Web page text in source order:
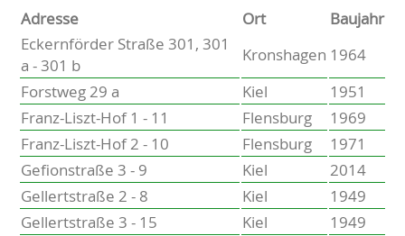
Schwentinental
Preetz
Heide
Bordesholm
Elmshorn
Adresse Ort
Baujahr
Eckernförder Straße 301, 301
a - 301 b
Kronshagen 1964
Forstweg 29 a
Kiel
1951
Franz-Liszt-Hof 1 - 11
Flensburg
1969
Franz-Liszt-Hof 2 - 10
Flensburg
1971
Gefionstraße 3 - 9
Kiel
2014
Gellertstraße 2 - 8
Kiel
1949
Gellertstraße 3 - 15
Kiel
1949